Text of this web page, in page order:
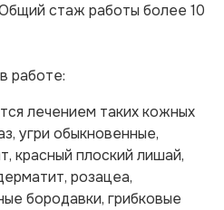
стаж работы более 10
работе:
лечением таких кожных
угри обыкновенные,
красный плоский лишай,
розацеа,
бородавки, грибковые